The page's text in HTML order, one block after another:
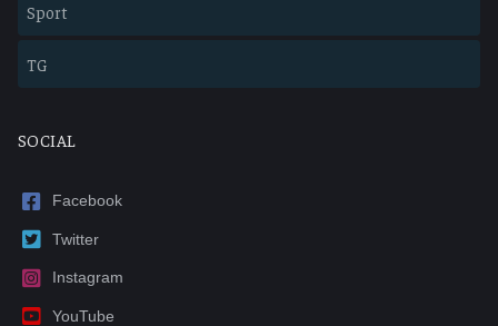
Sport
TG
SOCIAL
Facebook
Twitter
Instagram
YouTube